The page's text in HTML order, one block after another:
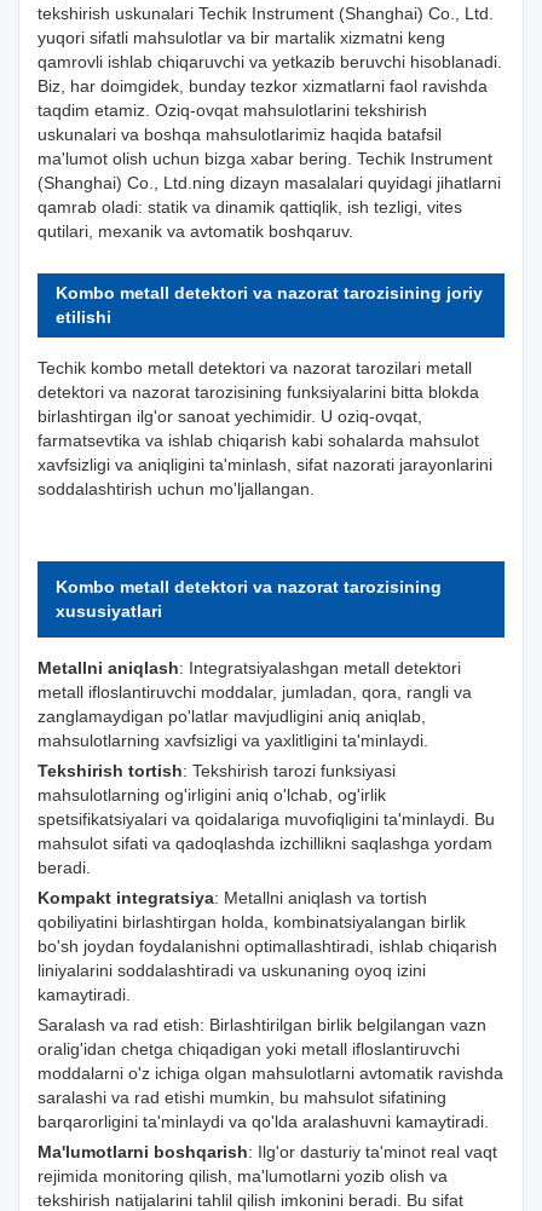
tekshirish uskunalari Techik Instrument (Shanghai) Co., Ltd.
yuqori sifatli mahsulotlar va bir martalik xizmatni keng
qamrovli ishlab chiqaruvchi va yetkazib beruvchi hisoblanadi.
Biz, har doimgidek, bunday tezkor xizmatlarni faol ravishda
taqdim etamiz. Oziq-ovqat mahsulotlarini tekshirish
uskunalari va boshqa mahsulotlarimiz haqida batafsil
ma'lumot olish uchun bizga xabar bering. Techik Instrument
(Shanghai) Co., Ltd.ning dizayn masalalari quyidagi jihatlarni
qamrab oladi: statik va dinamik qattiqlik, ish tezligi, vites
qutilari, mexanik va avtomatik boshqaruv.
Kombo metall detektori va nazorat tarozisining joriy
etilishi
Techik kombo metall detektori va nazorat tarozilari metall
detektori va nazorat tarozisining funksiyalarini bitta blokda
birlashtirgan ilg'or sanoat yechimidir. U oziq-ovqat,
farmatsevtika va ishlab chiqarish kabi sohalarda mahsulot
xavfsizligi va aniqligini ta'minlash, sifat nazorati jarayonlarini
soddalashtirish uchun mo'ljallangan.
Kombo metall detektori va nazorat tarozisining
xususiyatlari
Metallni aniqlash: Integratsiyalashgan metall detektori
metall ifloslantiruvchi moddalar, jumladan, qora, rangli va
zanglamaydigan po'latlar mavjudligini aniq aniqlab,
mahsulotlarning xavfsizligi va yaxlitligini ta'minlaydi.
Tekshirish tortish: Tekshirish tarozi funksiyasi
mahsulotlarning og'irligini aniq o'lchab, og'irlik
spetsifikatsiyalari va qoidalariga muvofiqligini ta'minlaydi. Bu
mahsulot sifati va qadoqlashda izchillikni saqlashga yordam
beradi.
Kompakt integratsiya: Metallni aniqlash va tortish
qobiliyatini birlashtirgan holda, kombinatsiyalangan birlik
bo'sh joydan foydalanishni optimallashtiradi, ishlab chiqarish
liniyalarini soddalashtiradi va uskunaning oyoq izini
kamaytiradi.
Saralash va rad etish: Birlashtirilgan birlik belgilangan vazn
oralig'idan chetga chiqadigan yoki metall ifloslantiruvchi
moddalarni o'z ichiga olgan mahsulotlarni avtomatik ravishda
saralashi va rad etishi mumkin, bu mahsulot sifatining
barqarorligini ta'minlaydi va qo'lda aralashuvni kamaytiradi.
Ma'lumotlarni boshqarish: Ilg'or dasturiy ta'minot real vaqt
rejimida monitoring qilish, ma'lumotlarni yozib olish va
tekshirish natijalarini tahlil qilish imkonini beradi. Bu sifat